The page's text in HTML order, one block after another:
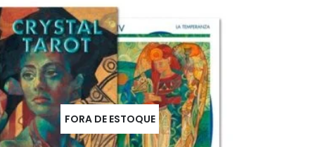
FORA DE ESTOQUE